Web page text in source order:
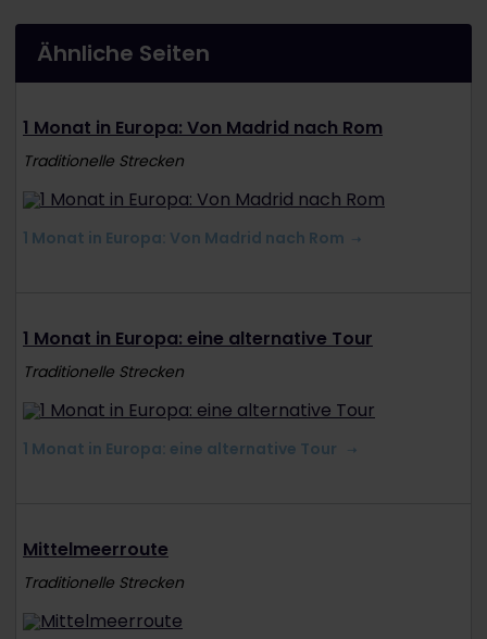
Ähnliche Seiten
1 Monat in Europa: Von Madrid nach Rom
Traditionelle Strecken
1 Monat in Europa: Von Madrid nach Rom
1 Monat in Europa: eine alternative Tour
Traditionelle Strecken
1 Monat in Europa: eine alternative Tour
Mittelmeerroute
Traditionelle Strecken